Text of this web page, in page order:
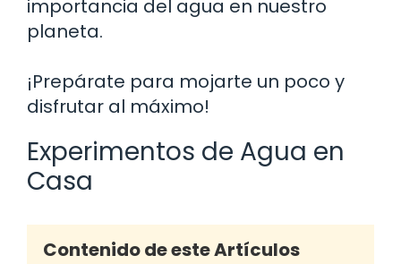
importancia del agua en nuestro
planeta.
¡Prepárate para mojarte un poco y
disfrutar al máximo!
Experimentos de Agua en
Casa
Contenido de este Artículos